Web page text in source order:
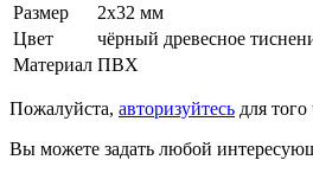
Размер
2х32 мм
Цвет
чёрный древесное
Материал ПВХ
Пожалуйста, авторизуйтесь для
Вы можете задать любой